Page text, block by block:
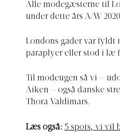
Alle modegæsterne til
under dette års A/W
Londons gader var fyldt
paraplyer eller stod i læ
Til modeugen så vi –
Aiken – også danske
Thora Valdimars.
Læs også: 5 spots, vi vil